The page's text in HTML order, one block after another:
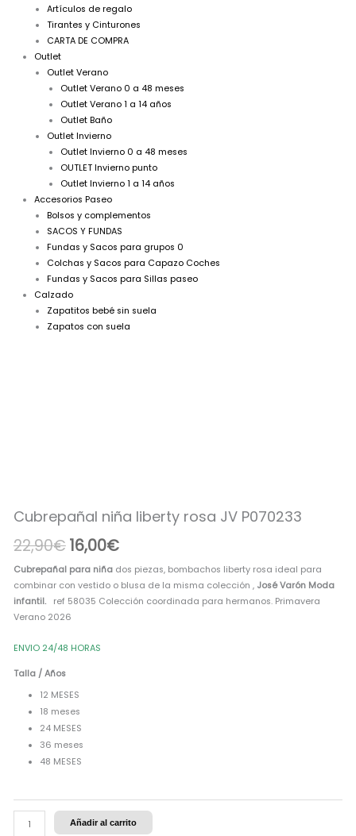
Artículos de regalo
Tirantes y Cinturones
CARTA DE COMPRA
Outlet
Outlet Verano
Outlet Verano 0 a 48 meses
Outlet Verano 1 a 14 años
Outlet Baño
Outlet Invierno
Outlet Invierno 0 a 48 meses
OUTLET Invierno punto
Outlet Invierno 1 a 14 años
Accesorios Paseo
Bolsos y complementos
SACOS Y FUNDAS
Fundas y Sacos para grupos 0
Colchas y Sacos para Capazo Coches
Fundas y Sacos para Sillas paseo
Calzado
Zapatitos bebé sin suela
Zapatos con suela
Cubrepañal niña liberty rosa JV P070233
22,90€
22,90€.
16,00€
16,00€.
Cubrepañal para niña dos piezas, bombachos liberty rosa ideal para
combinar con vestido o blusa de la misma colección , José Varón Moda
infantil.
ref 58035 Colección coordinada para hermanos. Primavera
Verano 2026
ENVIO 24/48 HORAS
Talla / Años
12 MESES
18 meses
24 MESES
36 meses
48 MESES
cantidad
Añadir al carrito